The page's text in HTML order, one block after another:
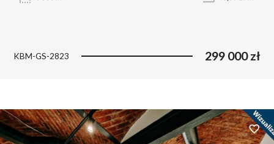
KBM-GS-2823 299 000 zł
Dodaj